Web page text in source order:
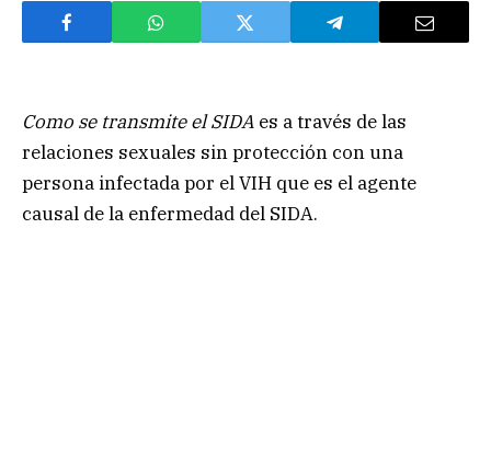
Como se transmite el SIDA es a través de las
relaciones sexuales sin protección con una
persona infectada por el VIH que es el agente
causal de la enfermedad del SIDA.